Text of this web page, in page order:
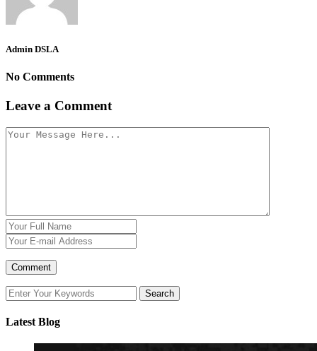
Admin DSLA
No Comments
Leave a Comment
Latest Blog